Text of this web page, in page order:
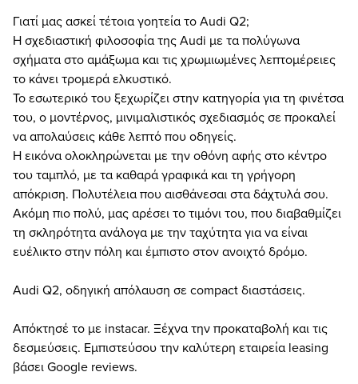
Γιατί μας ασκεί τέτοια γοητεία το Audi Q2;
Η σχεδιαστική φιλοσοφία της Audi με τα πολύγωνα
σχήματα στο αμάξωμα και τις χρωμιωμένες λεπτομέρειες
το κάνει τρομερά ελκυστικό.
Το εσωτερικό του ξεχωρίζει στην κατηγορία για τη φινέτσα
του, ο μοντέρνος, μινιμαλιστικός σχεδιασμός σε προκαλεί
να απολαύσεις κάθε λεπτό που οδηγείς.
Η εικόνα ολοκληρώνεται με την οθόνη αφής στο κέντρο
του ταμπλό, με τα καθαρά γραφικά και τη γρήγορη
απόκριση. Πολυτέλεια που αισθάνεσαι στα δάχτυλά σου.
Ακόμη πιο πολύ, μας αρέσει το τιμόνι του, που διαβαθμίζει
τη σκληρότητα ανάλογα με την ταχύτητα για να είναι
ευέλικτο στην πόλη και έμπιστο στον ανοιχτό δρόμο.
Audi Q2, οδηγική απόλαυση σε compact διαστάσεις.
Απόκτησέ το με instacar. Ξέχνα την προκαταβολή και τις
δεσμεύσεις. Εμπιστεύσου την καλύτερη εταιρεία leasing
βάσει Google reviews.